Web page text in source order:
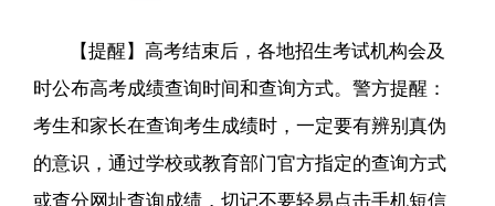
【提醒】高考结束后，各地招生考试机构会及
时公布高考成绩查询时间和查询方式。警方提醒：
考生和家长在查询考生成绩时，一定要有辨别真伪
的意识，通过学校或教育部门官方指定的查询方式
或查分网址查询成绩，切记不要轻易点击手机短信